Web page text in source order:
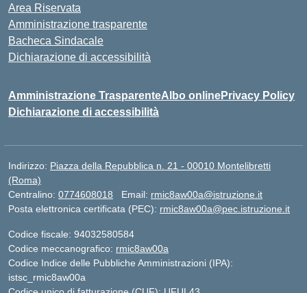
Area Riservata
Amministrazione trasparente
Bacheca Sindacale
Dichiarazione di accessibilità
Amministrazione TrasparenteAlbo onlinePrivacy Policy
Dichiarazione di accessibilità
Indirizzo: Piazza della Repubblica n. 21 - 00010 Montelibretti
(Roma)
Centralino: 0774608018 Email: rmic8aw00a@istruzione.it
Posta elettronica certificata (PEC): rmic8aw00a@pec.istruzione.it
Codice fiscale: 94032580584
Codice meccanografico: rmic8aw00a
Codice Indice delle Pubbliche Amministrazioni (IPA):
istsc_rmic8aw00a